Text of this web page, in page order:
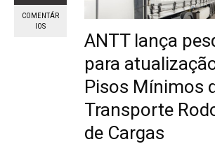
COMENTÁR
IOS
ANTT lança
para
Pisos Mínimos
Transporte
de Cargas